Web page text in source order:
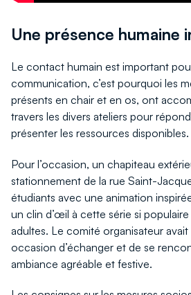
Une présence humaine
Le contact humain est important
communication, c’est pourquoi les
présents en chair et en os, ont
travers les divers ateliers pour
présenter les ressources disponibles.
Pour l’occasion, un chapiteau
stationnement de la rue Saint-
étudiants avec une animation
un clin d’œil à cette série si
adultes. Le comité organisateur
occasion d’échanger et de se
ambiance agréable et festive.